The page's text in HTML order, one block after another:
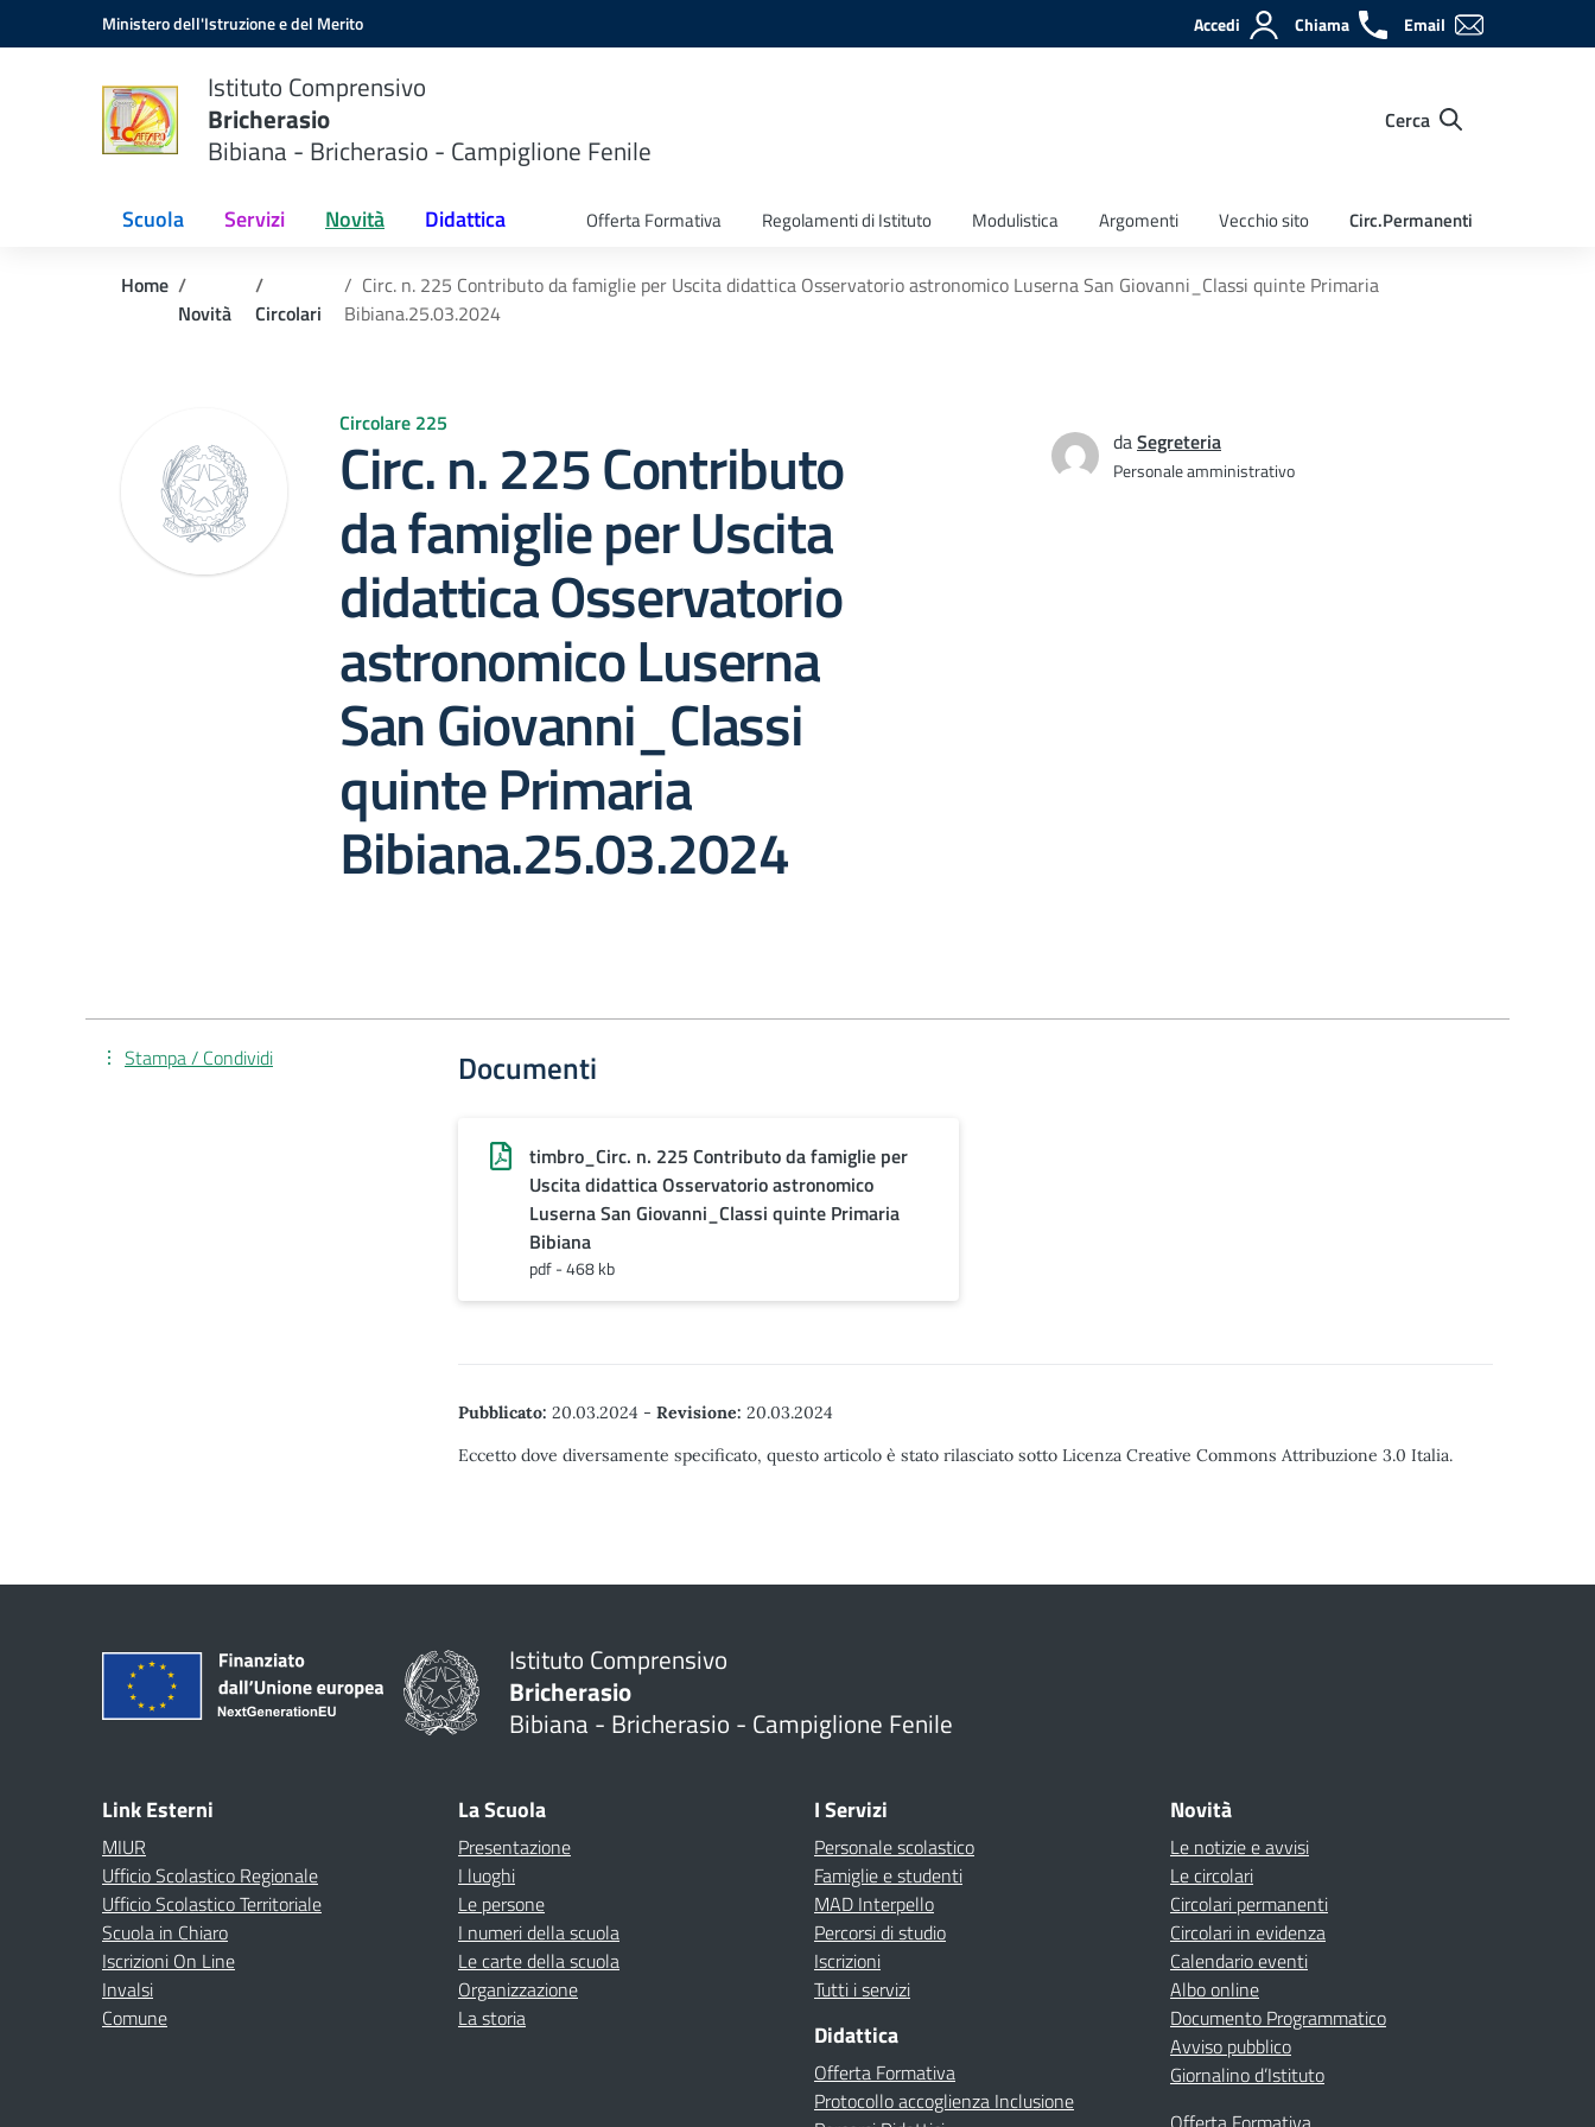
Vai ai contenuti
Vai al menu di navigazioneMinistero dell'Istruzione e del Merito Accedi Chiama Email
Istituto Comprensivo
Bricherasio
Bibiana - Bricherasio - Campiglione Fenile
Cerca
Scuola Servizi Novità Didattica Offerta Formativa Regolamenti di Istituto Modulistica Argomenti Vecchio sito Circ.Permanenti
Home
Novità
Circolari
Circ. n. 225 Contributo da famiglie per Uscita didattica Osservatorio astronomico Luserna San Giovanni_Classi quinte Primaria
Bibiana.25.03.2024
Circolare 225
Circ. n. 225 Contributo
da famiglie per Uscita
didattica Osservatorio
astronomico Luserna
San Giovanni_Classi
quinte Primaria
Bibiana.25.03.2024
daSegreteria
Personale amministrativo
Documenti
timbro_Circ. n. 225 Contributo da famiglie per
Uscita didattica Osservatorio astronomico
Luserna San Giovanni_Classi quinte Primaria
Bibiana
pdf - 468 kb
Pubblicato: 20.03.2024 - Revisione: 20.03.2024
Eccetto dove diversamente specificato, questo articolo è stato rilasciato sotto Licenza Creative Commons Attribuzione 3.0 Italia.
Stampa / Condividi
Istituto Comprensivo
Bricherasio
Bibiana - Bricherasio - Campiglione Fenile
Link Esterni
MIUR
Ufficio Scolastico Regionale
Ufficio Scolastico Territoriale
Scuola in Chiaro
Iscrizioni On Line
Invalsi
Comune
La Scuola
Presentazione
I luoghi
Le persone
I numeri della scuola
Le carte della scuola
Organizzazione
La storia
I Servizi
Personale scolastico
Famiglie e studenti
MAD Interpello
Percorsi di studio
Iscrizioni
Tutti i servizi
Didattica
Offerta Formativa
Protocollo accoglienza Inclusione
Novità
Le notizie e avvisi
Le circolari
Circolari permanenti
Circolari in evidenza
Calendario eventi
Albo online
Documento Programmatico
Avviso pubblico
Giornalino d’Istituto